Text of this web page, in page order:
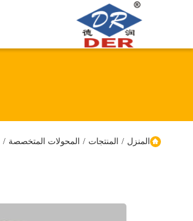
المنزل / المنتجات / المحولات المتخصصة /